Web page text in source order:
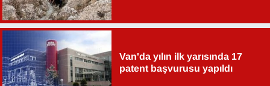
Van'da yılın ilk yarısında 17
patent başvurusu yapıldı